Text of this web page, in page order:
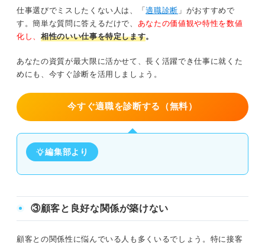
仕事選びでミスしたくない人は、「適職診断 」がおすすめで
す。簡単な質問に答えるだけで、 あなたの価値観や特性を数値
化し、 相性のいい仕事を特定します。
あなたの資質が最大限に活かせて、長く活躍でき仕事に就くた
めにも、今すぐ診断を活用しましょう。
今すぐ適職を診断する（無料）
編集部より
③顧客と良好な関係が築けない
顧客との関係性に悩んでいる人も多くいるでしょう。特に接客